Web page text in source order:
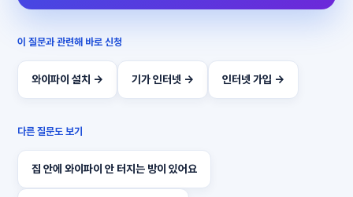
이 질문과 관련해 바로 신청
와이파이 설치 → 기가 인터넷 → 인터넷 가입 →
다른 질문도 보기
집 안에 와이파이 안 터지는 방이 있어요